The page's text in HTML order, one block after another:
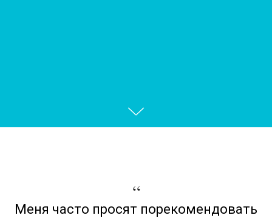
“
Меня часто просят порекомендовать